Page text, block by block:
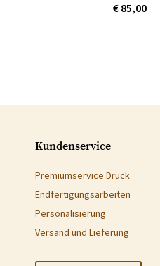
€ 85,00
Kundenservice
Premiumservice Druck
Endfertigungsarbeiten
Personalisierung
Versand und Lieferung